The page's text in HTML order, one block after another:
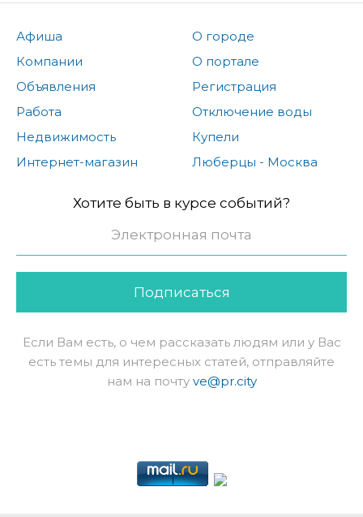
Афиша
Компании
Объявления
Работа
Недвижимость
Интернет-магазин
О городе
О портале
Регистрация
Отключение воды
Купели
Люберцы - Москва
Хотите быть в курсе событий?
Подписаться
Если Вам есть, о чем рассказать людям или у Вас
есть темы для интересных статей, отправляйте
нам на почту ve@pr.city